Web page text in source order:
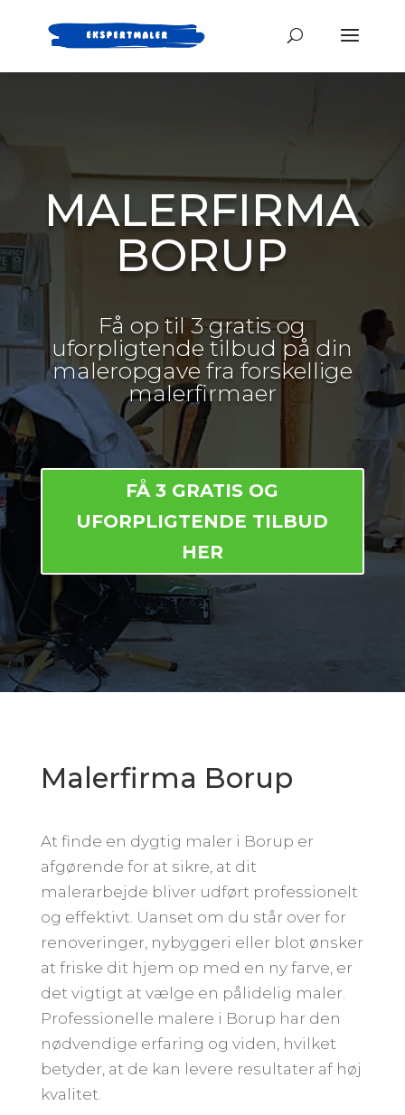
MALERFIRMA
BORUP
Få op til 3 gratis og
uforpligtende tilbud på din
maleropgave fra forskellige
malerfirmaer
FÅ 3 GRATIS OG
UFORPLIGTENDE TILBUD
HER
Malerfirma Borup
At finde en dygtig maler i Borup er
afgørende for at sikre, at dit
malerarbejde bliver udført professionelt
og effektivt. Uanset om du står over for
renoveringer, nybyggeri eller blot ønsker
at friske dit hjem op med en ny farve, er
det vigtigt at vælge en pålidelig maler.
Professionelle malere i Borup har den
nødvendige erfaring og viden, hvilket
betyder, at de kan levere resultater af høj
kvalitet.